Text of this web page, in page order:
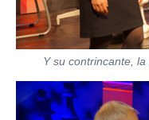
Y su contrincante,